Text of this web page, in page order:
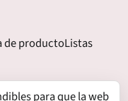
de productoListas
Gastos de envío
para que la web